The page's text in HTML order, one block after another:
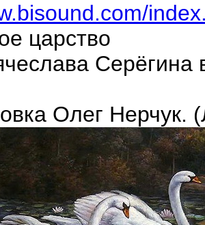
царство
Олег Нерчук.